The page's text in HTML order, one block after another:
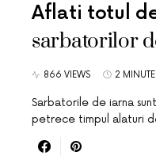
Aflati totul
sarbatorilor
866 VIEWS 2 MINUTE
Sarbatorile de iarna
petrece timpul alaturi